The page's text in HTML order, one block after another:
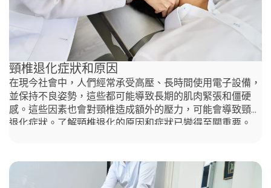
關重要，以減少手指麻痺帶來的不適。 手部與手指麻痺的
常見原因 以下將探討導致手指麻痺的根本原因，以及現代
都市生活所帶來的挑戰，並提供改善這一常見問題的有效治
療方法。 • 腕隧道症候群
頸椎退化症狀和原因
在現今社會中，人們經常承受高壓、長時間使用電子設備，
並保持不良姿勢，這些都可能導致長期的肌肉緊張和僵硬
感。這些因素也會對頸椎造成額外的壓力，可能會導致頸椎
退化症狀。了解頸椎退化的原因和症狀已變得至關重要。
列，兩端略微向後彎曲，下端與胸椎相連。頸椎退化是指頸
椎關節和軟骨逐漸磨損，導致活動範圍減少和不同程度的疼